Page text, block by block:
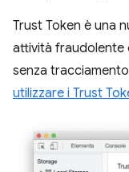
Trust Token è una
attività fraudolente
senza
utilizzare i Trust